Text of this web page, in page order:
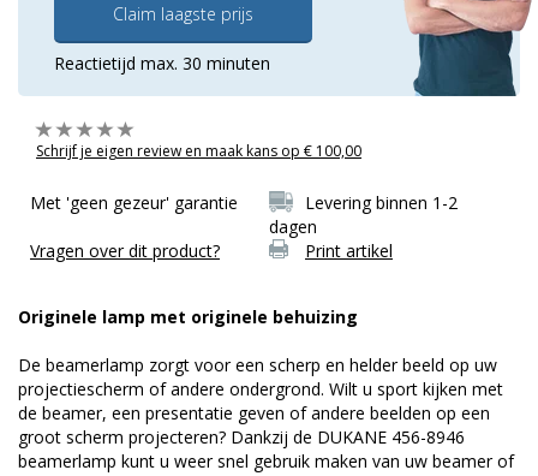
Claim laagste prijs
Reactietijd max. 30 minuten
Schrijf je eigen review en maak kans op € 100,00
Met 'geen gezeur' garantie
Levering binnen 1-2
dagen
Vragen over dit product?
Print artikel
Originele lamp met originele behuizing
De beamerlamp zorgt voor een scherp en helder beeld op uw
projectiescherm of andere ondergrond. Wilt u sport kijken met
de beamer, een presentatie geven of andere beelden op een
groot scherm projecteren? Dankzij de DUKANE 456-8946
beamerlamp kunt u weer snel gebruik maken van uw beamer of